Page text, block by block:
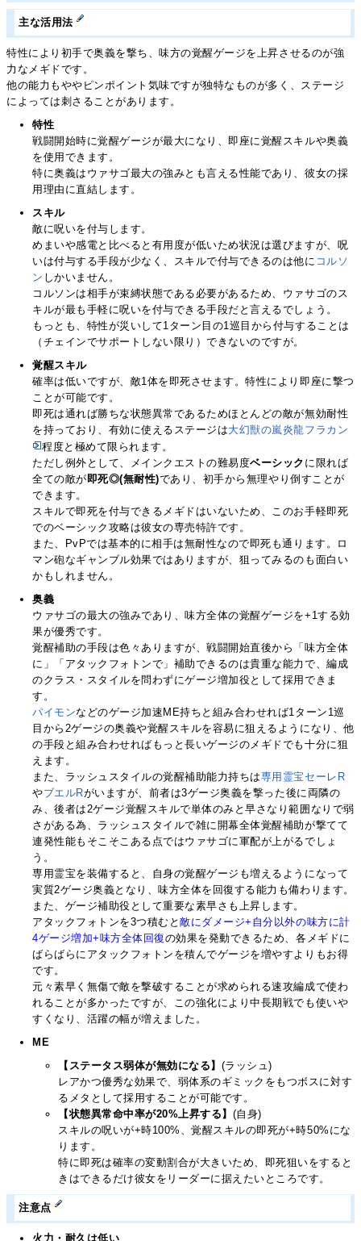
主な活用法
特性により初手で奥義を撃ち、味方の覚醒ゲージを上昇させるのが強
力なメギドです。
他の能力もややピンポイント気味ですが独特なものが多く、ステージ
によっては刺さることがあります。
特性
戦闘開始時に覚醒ゲージが最大になり、即座に覚醒スキルや奥義
を使用できます。
特に奥義はウァサゴ最大の強みとも言える性能であり、彼女の採
用理由に直結します。
スキル
敵に呪いを付与します。
めまいや感電と比べると有用度が低いため状況は選びますが、呪
いは付与する手段が少なく、スキルで付与できるのは他に コルソ
ン しかいません。
コルソンは相手が束縛状態である必要があるため、ウァサゴのス
キルが最も手軽に呪いを付与できる手段だと言えるでしょう。
もっとも、特性が災いして1ターン目の1巡目から付与することは
（チェインでサポートしない限り）できないのですが。
覚醒スキル
確率は低いですが、敵1体を即死させます。特性により即座に撃つ
ことが可能です。
即死は通れば勝ちな状態異常であるためほとんどの敵が無効耐性
を持っており、有効に使えるステージは大幻獣の嵐炎龍フラカン
程度と極めて限られます。
ただし例外として、メインクエストの難易度ベーシック に限れば
全ての敵が即死◎(無耐性)であり、初手から無理やり倒すことが
できます。
スキルで即死を付与できるメギドはいないため、このお手軽即死
でのベーシック攻略は彼女の専売特許です。
また、PvPでは基本的に相手は無耐性なので即死も通ります。ロ
マン砲なギャンブル効果ではありますが、狙ってみるのも面白い
かもしれません。
奥義
ウァサゴの最大の強みであり、味方全体の覚醒ゲージを+1する効
果が優秀です。
覚醒補助の手段は色々ありますが、戦闘開始直後から「味方全体
に」「アタックフォトンで」補助できるのは貴重な能力で、編成
のクラス・スタイルを問わずにゲージ増加役として採用できま
す。
パイモンなどのゲージ加速ME持ちと組み合わせれば1ターン1巡
目から2ゲージの奥義や覚醒スキルを容易に狙えるようになり、他
の手段と組み合わせればもっと長いゲージのメギドでも十分に狙
えます。
また、ラッシュスタイルの覚醒補助能力持ちは専用霊宝セーレR
やブエルRがいますが、前者は3ゲージ奥義を撃った後に両隣の
み、後者は2ゲージ覚醒スキルで単体のみと早さなり範囲なりで弱
さがある為、ラッシュスタイルで雑に開幕全体覚醒補助が撃てて
連発性能もそこそこある点ではウァサゴに軍配が上がるでしょ
う。
専用霊宝を装備すると、自身の覚醒ゲージも増えるようになって
実質2ゲージ奥義となり、味方全体を回復する能力も備わります。
また、ゲージ補助役として重要な素早さも上昇します。
アタックフォトンを3つ積むと敵にダメージ+自分以外の味方に計
4ゲージ増加+味方全体回復の効果を発動できるため、各メギドに
ばらばらにアタックフォトンを積んでゲージを増やすよりもお得
です。
元々素早く無傷で敵を撃破することが求められる速攻編成で使わ
れることが多かったですが、この強化により中長期戦でも使いや
すくなり、活躍の幅が増えました。
ME
【ステータス弱体が無効になる】 (ラッシュ)
レアかつ優秀な効果で、弱体系のギミックをもつボスに対す
るメタとして採用することが可能です。
【状態異常命中率が20%上昇する】 (自身)
スキルの呪いが+時100%、覚醒スキルの即死が+時50%にな
ります。
特に即死は確率の変動割合が大きいため、即死狙いをすると
きはできるだけ彼女をリーダーに据えたいところです。
注意点
火力・耐久は低い